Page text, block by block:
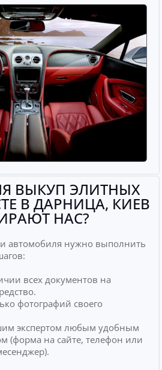
ВЫКУП ЭЛИТНЫХ
В ДАРНИЦА, КИЕВ
НАС?
автомобиля нужно выполнить
всех документов на
фотографий своего
экспертом любым удобным
(форма на сайте, телефон или